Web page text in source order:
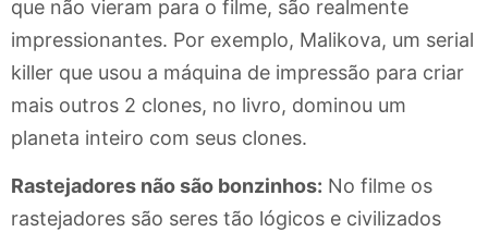
que não vieram para o filme, são realmente
impressionantes. Por exemplo, Malikova, um serial
killer que usou a máquina de impressão para criar
mais outros 2 clones, no livro, dominou um
planeta inteiro com seus clones.
Rastejadores não são bonzinhos: No filme os
rastejadores são seres tão lógicos e civilizados